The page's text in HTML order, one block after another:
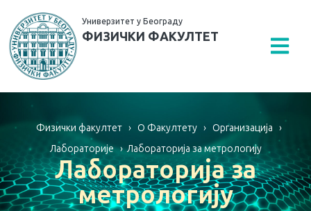
Универзитет у Београду
ФИЗИЧКИ ФАКУЛТЕТ
Физички факултет › O Факултету › Организација ›
Лабораторије ›Лабораторија за метрологију
Лабораторија за
метрологију